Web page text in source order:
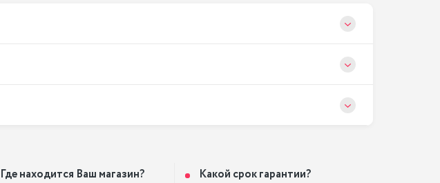
Где находится Ваш магазин? Какой срок гарантии?